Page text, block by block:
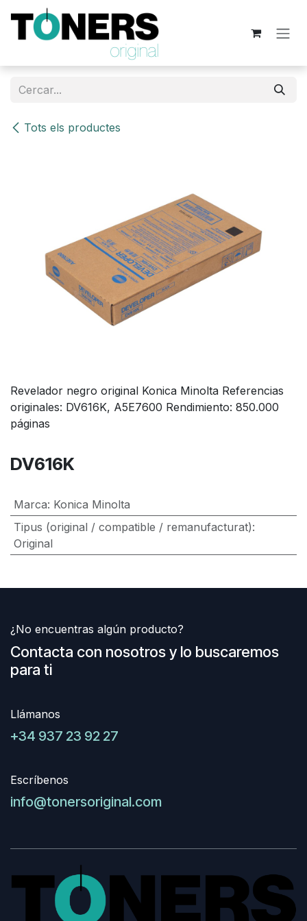
Skip to Content
Tots els productes
Revelador negro original Konica Minolta Referencias
originales: DV616K, A5E7600 Rendimiento: 850.000
páginas
DV616K
Marca: Konica Minolta
Tipus (original / compatible / remanufacturat):
Original
¿No encuentras algún producto?
Contacta con nosotros y lo buscaremos
para ti
Llámanos
+34 937 23 92 27
Escríbenos
info@tonersoriginal.com